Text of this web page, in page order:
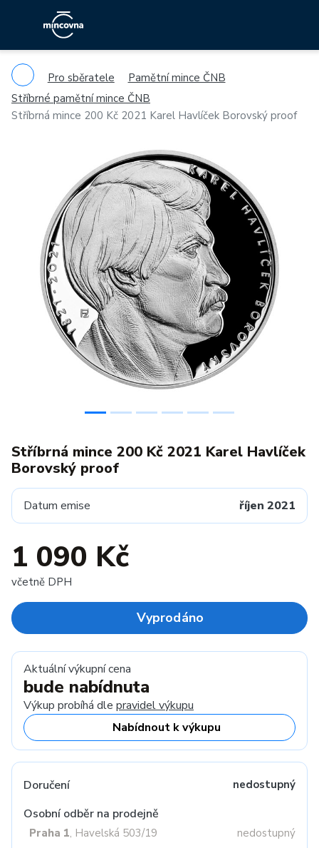
Pro sběratele
Pamětní mince ČNB
Stříbrné pamětní mince ČNB
Stříbrná mince 200 Kč 2021 Karel Havlíček Borovský proof
Previous
Stříbrná mince 200 Kč 2021 Karel Havlíček
Borovský proof
Datum emise říjen 2021
1 090 Kč
včetně DPH
Vyprodáno
Aktuální výkupní cena
bude nabídnuta
Výkup probíhá dle pravidel výkupu
Nabídnout k výkupu
Doručení nedostupný
Osobní odběr na prodejně
Praha 1, Havelská 503/19
nedostupný